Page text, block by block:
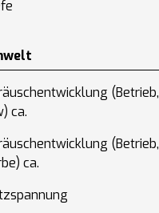
(Betrieb,
ca.
(Betrieb,
ca.